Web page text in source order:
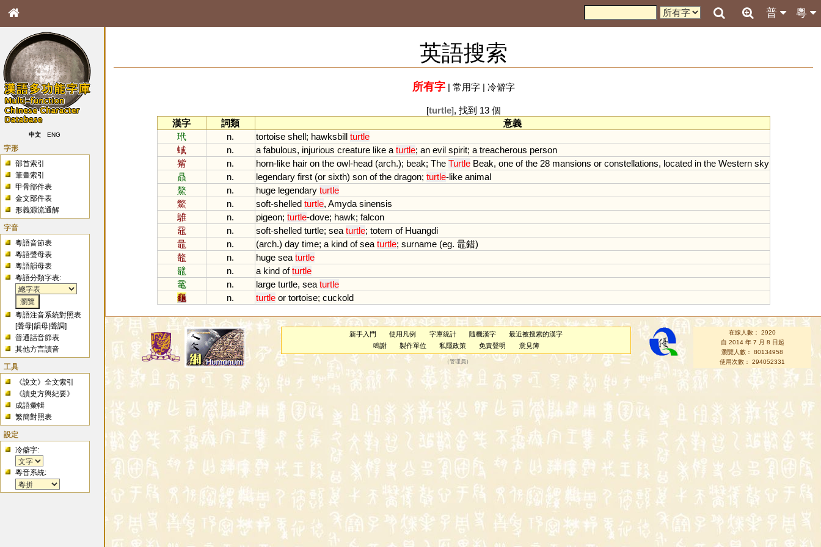
粵
普
中文 ENG
字形
部首索引
筆畫索引
甲骨部件表
金文部件表
形義源流通解
字音
粵語音節表
粵語聲母表
粵語韻母表
粵語分類字表:
粵語注音系統對照表
[聲母 |韻母 |聲調]
普通話音節表
其他方言讀音
工具
《說文》全文索引
《讀史方輿紀要》
成語彙輯
繁簡對照表
設定
冷僻字:
粵音系統:
英語搜索
所有字| 常用字| 冷僻字
[turtle], 找到 13 個
漢字
詞類
意義
玳
n. tortoise shell; hawksbill turtle
蜮
n. a fabulous, injurious creature like a turtle; an evil spirit; a treacherous person
觜
n. horn-like hair on the owl-head(arch.); beak; The Turtle Beak, one of the 28 mansions or constellations, located in the Western sky
贔
n. legendary first(or sixth) son of the dragon; turtle-like animal
鰲
n. huge legendary turtle
鱉
n. soft-shelled turtle, Amyda sinensis
鵻
n. pigeon; turtle-dove; hawk; falcon
黿
n. soft-shelled turtle; sea turtle; totem of Huangdi
鼂
n. (arch.) day time; a kind of sea turtle; surname(eg. 鼂錯)
鼇
n. huge sea turtle
鼊
n. a kind of turtle
鼋
n. large turtle, sea turtle
龜
n. turtle or tortoise; cuckold
新手入門 使用凡例 字庫統計 隨機漢字
最近被搜索的漢字
鳴謝
製作單位 私隱政策 免責聲明 意見簿
（管理員 ）
在線人數： 2920
自 2014 年 7 月 8 日起
瀏覽人數： 80134958
使用次數： 294052331